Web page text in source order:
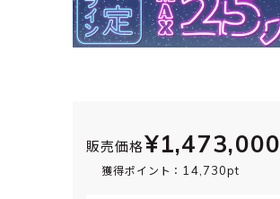
販売価格¥1,473,000
獲得ポイント： 14,730pt